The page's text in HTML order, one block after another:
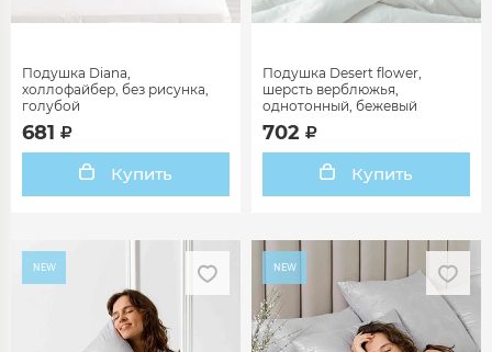
Подушка Diana,
холлофайбер, без рисунка,
голубой
681
Купить
Подушка Desert flower,
шерсть верблюжья,
однотонный, бежевый
702
Купить
NEW NEW